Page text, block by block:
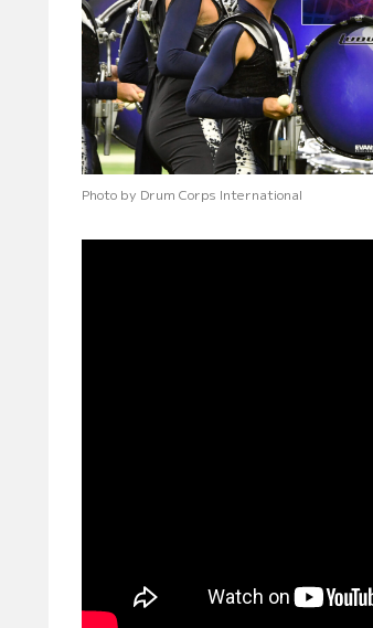
Photo by Drum Corps International